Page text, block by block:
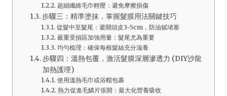
超細纖維毛巾輕壓：避免摩擦損傷
步驟三：精準塗抹，掌握髮膜用法關鍵技巧
從髮中至髮尾：避開頭皮3-5cm，防油膩堵塞
嚴重受損區加強用量：髮尾尤為重要
均勻梳理：確保每根髮絲充分滋養
步驟四：溫熱包覆，激活髮膜深層滲透力 (DIY沙龍
加熱護理)
使用溫熱毛巾或浴帽包裹
熱力促進毛鱗片張開：最大化營養吸收